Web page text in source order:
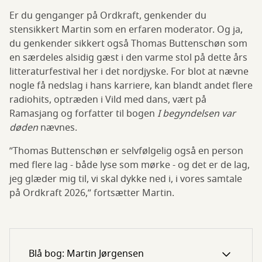
Er du genganger på Ordkraft, genkender du
stensikkert Martin som en erfaren moderator. Og ja,
du genkender sikkert også Thomas Buttenschøn som
en særdeles alsidig gæst i den varme stol på dette års
litteraturfestival her i det nordjyske. For blot at nævne
nogle få nedslag i hans karriere, kan blandt andet flere
radiohits, optræden i Vild med dans, vært på
Ramasjang og forfatter til bogen I begyndelsen var
døden nævnes.
”Thomas Buttenschøn er selvfølgelig også en person
med flere lag - både lyse som mørke - og det er de lag,
jeg glæder mig til, vi skal dykke ned i, i vores samtale
på Ordkraft 2026,” fortsætter Martin.
Blå bog: Martin Jørgensen